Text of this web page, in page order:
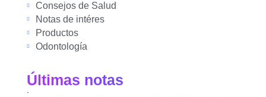
Consejos de Salud
Notas de intéres
Productos
Odontología
Últimas notas